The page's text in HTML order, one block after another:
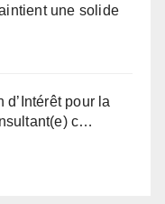
une solide
pour la
c…